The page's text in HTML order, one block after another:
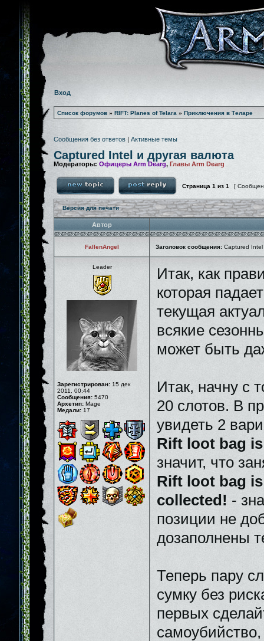
Вход
Список форумов » RIFT: Planes of Telara » Приключения в Теларе
Сообщения без ответов | Активные темы
Captured Intel и другая валюта
Модераторы: Офицеры Arm Dearg, Главы Arm Dearg
Страница 1 из 1 [
Версия для печати
Автор
FallenAngel Заголовок сообщения: Captured
Leader
Зарегистрирован: 15 дек
2011, 00:44
Сообщения: 5470
Архетип: Mage
Медали: 17
Итак, как
которая
текущая
всякие
может быть
Итак, начну с
20 слотов. В
увидеть 2
Rift loot bag
значит, что
Rift loot bag
collected! -
позиции не
дозаполнены
Теперь пару
сумку без
первых